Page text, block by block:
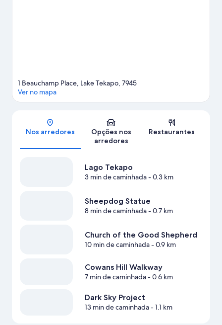
Mapa
1 Beauchamp Place, Lake Tekapo, 7945
Ver no mapa
Nos arredores
Opções nos
arredores
Restaurantes
Lago Tekapo
3 min de caminhada- 0.3 km
Sheepdog Statue
8 min de caminhada- 0.7 km
Church of the Good Shepherd
10 min de caminhada- 0.9 km
Cowans Hill Walkway
7 min de caminhada- 0.6 km
Dark Sky Project
13 min de caminhada- 1.1 km